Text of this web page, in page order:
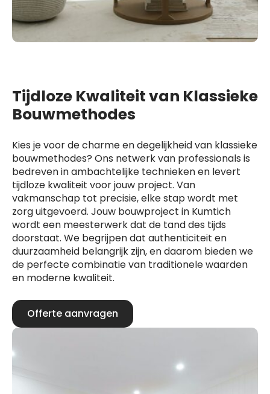
Tijdloze Kwaliteit van Klassieke
Bouwmethodes
Kies je voor de charme en degelijkheid van klassieke
bouwmethodes? Ons netwerk van professionals is
bedreven in ambachtelijke technieken en levert
tijdloze kwaliteit voor jouw project. Van
vakmanschap tot precisie, elke stap wordt met
zorg uitgevoerd. Jouw bouwproject in Kumtich
wordt een meesterwerk dat de tand des tijds
doorstaat. We begrijpen dat authenticiteit en
duurzaamheid belangrijk zijn, en daarom bieden we
de perfecte combinatie van traditionele waarden
en moderne kwaliteit.
Offerte aanvragen